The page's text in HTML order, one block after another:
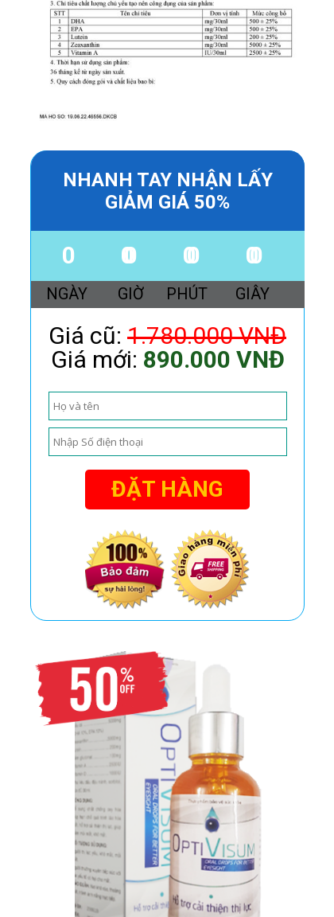
NHANH TAY NHẬN LẤY
GIẢM GIÁ 50%
000000
NGÀY GIỜ PHÚT GIÂY
Giá cũ: 1.780.000 VNĐ
Giá mới: 890.000 VNĐ
ĐẶT HÀNG